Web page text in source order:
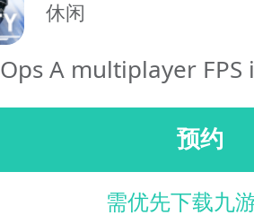
休闲
A multiplayer FPS
预约
需优先下载九